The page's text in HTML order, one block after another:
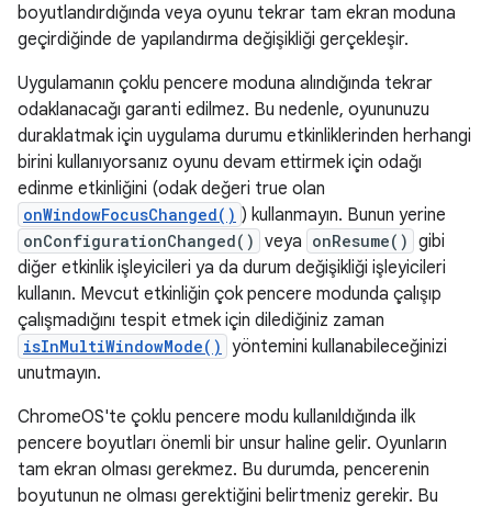
boyutlandırdığında veya oyunu tekrar tam ekran moduna
geçirdiğinde de yapılandırma değişikliği gerçekleşir.
Uygulamanın çoklu pencere moduna alındığında tekrar
odaklanacağı garanti edilmez. Bu nedenle, oyununuzu
duraklatmak için uygulama durumu etkinliklerinden herhangi
birini kullanıyorsanız oyunu devam ettirmek için odağı
edinme etkinliğini (odak değeri true olan
onWindowFocusChanged() ) kullanmayın. Bunun yerine
onConfigurationChanged() veya onResume() gibi
diğer etkinlik işleyicileri ya da durum değişikliği işleyicileri
kullanın. Mevcut etkinliğin çok pencere modunda çalışıp
çalışmadığını tespit etmek için dilediğiniz zaman
isInMultiWindowMode() yöntemini kullanabileceğinizi
unutmayın.
ChromeOS'te çoklu pencere modu kullanıldığında ilk
pencere boyutları önemli bir unsur haline gelir. Oyunların
tam ekran olması gerekmez. Bu durumda, pencerenin
boyutunun ne olması gerektiğini belirtmeniz gerekir. Bu